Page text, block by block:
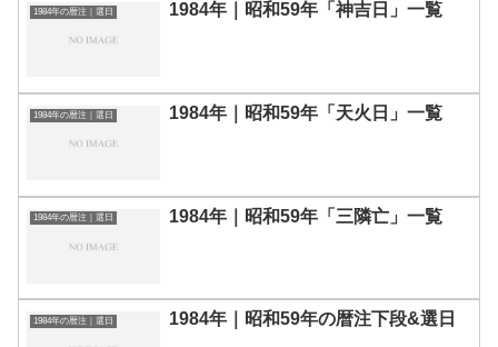
1984年の暦注｜選日 1984年｜昭和59年「神吉日」一覧
1984年の暦注｜選日 1984年｜昭和59年「天火日」一覧
1984年の暦注｜選日 1984年｜昭和59年「三隣亡」一覧
1984年の暦注｜選日 1984年｜昭和59年の暦注下段&選日